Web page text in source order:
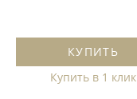
КУПИТЬ
Купить в 1 клик